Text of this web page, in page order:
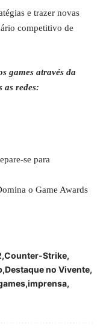
e trazer novas
competitivo de
games através da
as redes:
se para
o Game Awards
Counter-Strike
Destaque no Vivente
imprensa